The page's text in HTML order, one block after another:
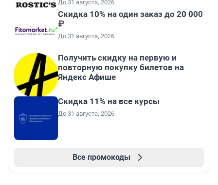
До 31 августа, 2026
Скидка 10% на один заказ до 20 000
₽
До 31 августа, 2026
Получить скидку на первую и
повторную покупку билетов на
Яндекс Афише
Скидка 11% на все курсы
До 31 августа, 2026
Все промокоды